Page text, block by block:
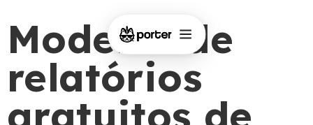
Modelos de
relatórios